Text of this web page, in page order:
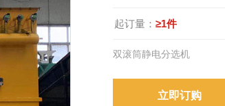
起订量： ≥1件
双滚筒静电分选机
立即订购